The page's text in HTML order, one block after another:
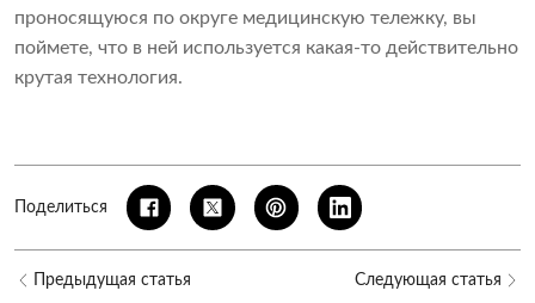
проносящуюся по округе медицинскую тележку, вы
поймете, что в ней используется какая-то действительно
крутая технология.
Поделиться
Предыдущая статья Следующая статья